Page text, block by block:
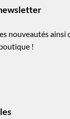
nouveautés ainsi
!